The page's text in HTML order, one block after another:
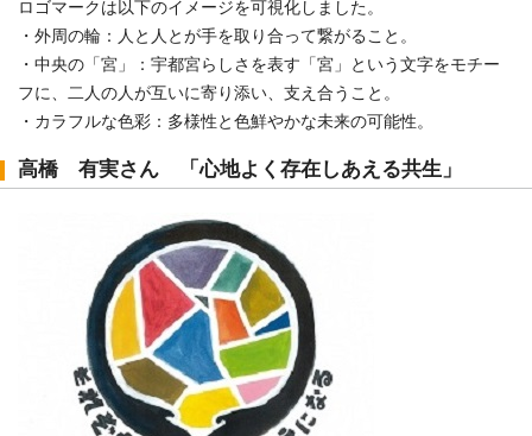
ロゴマークは以下のイメージを可視化しました。
・外周の輪：人と人とが手を取り合って繋がること。
・中央の「宮」：宇都宮らしさを表す「宮」という文字をモチー
フに、二人の人が互いに寄り添い、支え合うこと。
・カラフルな色彩：多様性と色鮮やかな未来の可能性。
高橋 有実さん 「心地よく存在しあえる共生」